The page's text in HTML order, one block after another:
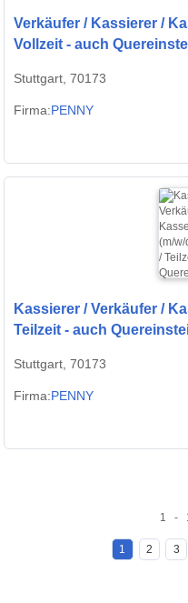
Verkäufer / Kassierer /
Vollzeit - auch
Stuttgart, 70173
Firma:PENNY
Kassierer / Verkäufer /
Teilzeit - auch
Stuttgart, 70173
Firma:PENNY
1 -
1 2 3